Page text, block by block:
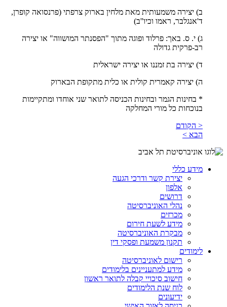
ב) יצירה משמעותית מאת מלחין בארוק צרפתי (פרנסואה קופרן,
ד'אנגלבר, ראמו וכיו''ב)
ג) י. ס. באך: פרלוד ופוגה מתוך "הפסנתר המושווה" או יצירה
רב-פרקית גדולה
ד) יצירה בת זמננו או יצירה ישראלית
ה) יצירה קאמרית קולית או כלית מתקופת הבארוק
* בחינות הגמר ובחינות הכניסה לתואר שני אוחדו ומתקיימות
בנוכחות כל מורי המחלקה
< הקודם
הבא >
מידע כללי
יצירת קשר ודרכי הגעה
אלפון
דרושים
נהלי האוניברסיטה
מכרזים
מידע לשעת חירום
מבקרת האוניברסיטה
תקנון משמעת ופסקי דין
לימודים
רישום לאוניברסיטה
מידע למתעניינים בלימודים
חישוב סיכויי קבלה לתואר ראשון
לוח שנת הלימודים
ידיעונים